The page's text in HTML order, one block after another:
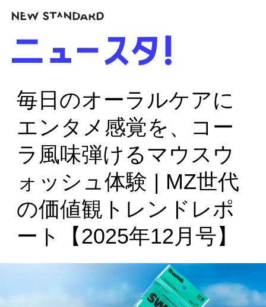
毎日のオーラルケアに
エンタメ感覚を、コー
ラ風味弾けるマウスウ
ォッシュ体験 | MZ世代
の価値観トレンドレポ
ート【2025年12月号】